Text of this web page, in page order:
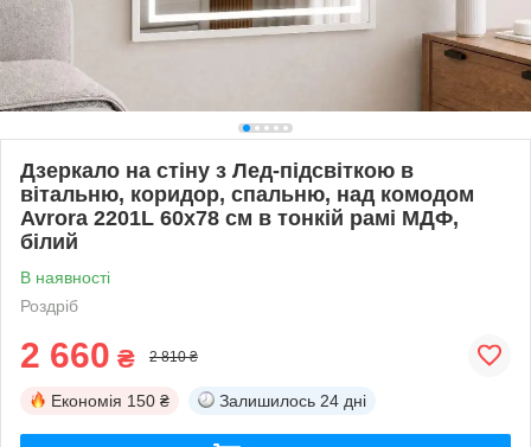
Дзеркало на стіну з Лед-підсвіткою в
вітальню, коридор, спальню, над комодом
Avrora 2201L 60х78 см в тонкій рамі МДФ,
білий
В наявності
Роздріб
2 660 ₴ 2 810 ₴
Економія 150 ₴ Залишилось 24 дні